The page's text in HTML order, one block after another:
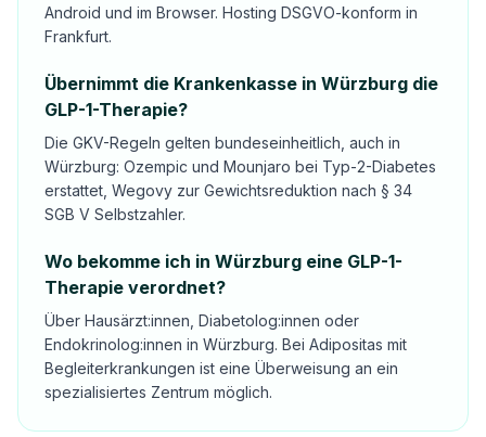
Android und im Browser. Hosting DSGVO-konform in
Frankfurt.
Übernimmt die Krankenkasse in Würzburg die
GLP-1-Therapie?
Die GKV-Regeln gelten bundeseinheitlich, auch in
Würzburg: Ozempic und Mounjaro bei Typ-2-Diabetes
erstattet, Wegovy zur Gewichtsreduktion nach § 34
SGB V Selbstzahler.
Wo bekomme ich in Würzburg eine GLP-1-
Therapie verordnet?
Über Hausärzt:innen, Diabetolog:innen oder
Endokrinolog:innen in Würzburg. Bei Adipositas mit
Begleiterkrankungen ist eine Überweisung an ein
spezialisiertes Zentrum möglich.